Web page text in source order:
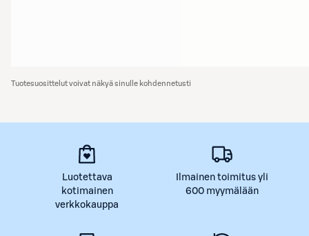
Tuotesuosittelut voivat näkyä sinulle kohdennetusti
Luotettava
kotimainen
verkkokauppa
Ilmainen toimitus yli
600 myymälään